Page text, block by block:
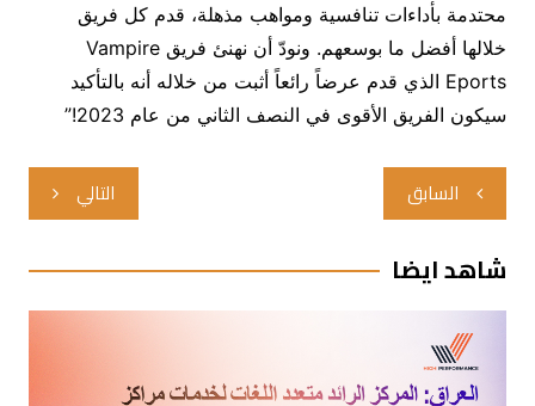
محتدمة بأداءات تنافسية ومواهب مذهلة، قدم كل فريق
خلالها أفضل ما بوسعهم. ونودّ أن نهنئ فريق Vampire
Eports الذي قدم عرضاً رائعاً أثبت من خلاله أنه بالتأكيد
سيكون الفريق الأقوى في النصف الثاني من عام 2023!”
تصفّح
المقالات
السابق التالي
شاهد ايضا